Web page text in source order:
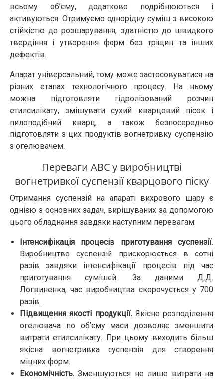
всьому об’єму, додатково подрібнюються і
активуються. Отримуємо однорідну суміш з високою
стійкістю до розшарування, здатністю до швидкого
твердіння і утворення форм без тріщин та інших
дефектів.
Апарат універсальний, тому може застосовуватися на
різних етапах технологічного процесу. На ньому
можна підготовляти гідролізований розчин
етилсилікату, змішувати сухий кварцовий пісок і
пилоподібний кварц, а також безпосередньо
підготовляти з цих продуктів вогнетривку суспензію
з огелювачем.
Переваги АВС у виробництві
вогнетривкої суспензії кварцового піску
Отримання суспензій на апараті вихрового шару є
однією з основних задач, вирішуваних за допомогою
цього обладнання завдяки наступним перевагам:
Інтенсифікація процесів приготування суспензії.
Виробництво суспензій прискорюється в сотні
разів завдяки інтенсифікації процесів під час
приготування сумішей. За даними Д.Д.
Логвиненка, час виробництва скорочується у 700
разів.
Підвищення якості продукції.Якісне розподілення
огелювача по об’єму маси дозволяє зменшити
витрати етилсилікату. При цьому виходить більш
якісна вогнетривка суспензія для створення
міцних форм.
Економічність. Зменшуються не лише витрати на